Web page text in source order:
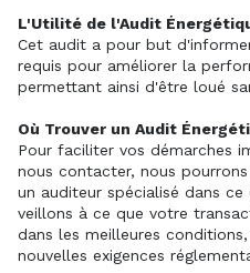
L'Utilité de l'Audit
Cet audit a pour but
requis pour améliorer la
permettant ainsi d'être loué
Où Trouver un Audit
Pour faciliter vos démarches
nous contacter, nous
un auditeur spécialisé dans ce
veillons à ce que votre
dans les meilleures
nouvelles exigences